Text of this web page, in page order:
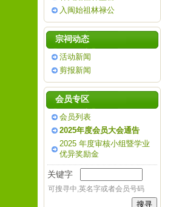
入闽始祖林禄公
宗祠动态
活动新闻
剪报新闻
会员专区
会员列表
2025年度会员大会通告
2025 年度审核小组暨学业
优异奖励金
关键字
可搜寻中,英名字或者会员号码